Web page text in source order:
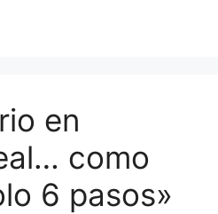
en
como
6 pasos»